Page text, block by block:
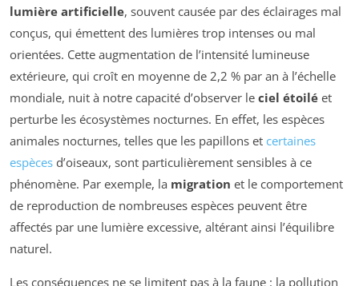
lumière artificielle, souvent causée par des éclairages mal
conçus, qui émettent des lumières trop intenses ou mal
orientées. Cette augmentation de l’intensité lumineuse
extérieure, qui croît en moyenne de 2,2 % par an à l’échelle
mondiale, nuit à notre capacité d’observer le ciel étoilé et
perturbe les écosystèmes nocturnes. En effet, les espèces
animales nocturnes, telles que les papillons et certaines
espèces d’oiseaux, sont particulièrement sensibles à ce
phénomène. Par exemple, la migration et le comportement
de reproduction de nombreuses espèces peuvent être
affectés par une lumière excessive, altérant ainsi l’équilibre
naturel.
Les conséquences ne se limitent pas à la faune : la pollution